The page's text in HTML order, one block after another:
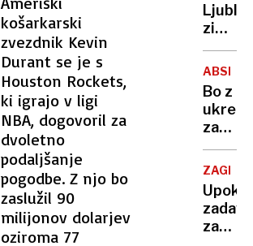
košarkarski
zvezdnik Kevin
Durant se je s
Houston Rockets,
ki igrajo v ligi
NBA, dogovoril za
dvoletno
podaljšanje
pogodbe. Z njo bo
zaslužil 90
milijonov dolarjev
oziroma 77
samo
ena
stvar
(in
to ni
lupina)
zimski
vozni
red
in tri
nove
Bo z
ukrepi
za
še
več
ZAGREB
zadavil
zaradi